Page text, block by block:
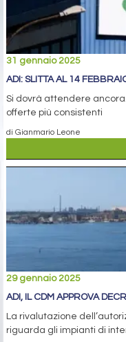
31 gennaio 2025
ADI: SLITTA AL 14
Si dovrà attendere
offerte più consistenti
di Gianmario Leone
29 gennaio 2025
ADI, IL CDM APPROVA
La rivalutazione
riguarda gli impianti di